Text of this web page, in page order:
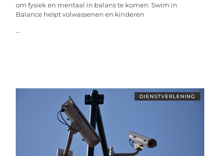
om fysiek en mentaal in balans te komen. Swim in
Balance helpt volwassenen en kinderen
...
DIENSTVERLENING